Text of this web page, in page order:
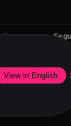
View in English
·Seguidores